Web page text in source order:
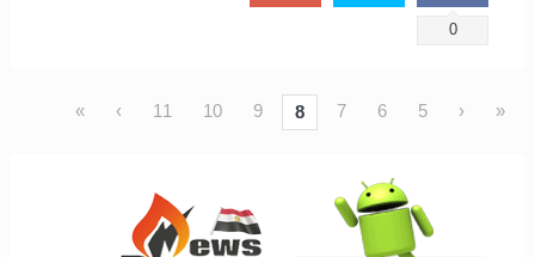
0
«
‹
5
6
7
8
9
10
11
›
»